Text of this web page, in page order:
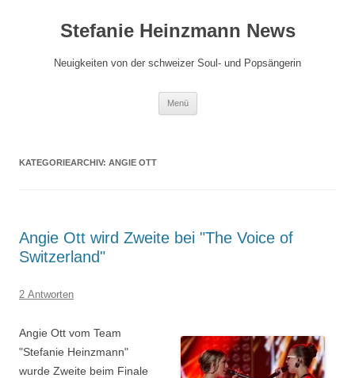
springenStefanie Heinzmann News
Neuigkeiten von der schweizer Soul- und Popsängerin
Menü
KATEGORIEARCHIV: ANGIE OTT
Angie Ott wird Zweite bei "The Voice of
Switzerland"
2 Antworten
Angie Ott vom Team
"Stefanie Heinzmann"
wurde Zweite beim Finale